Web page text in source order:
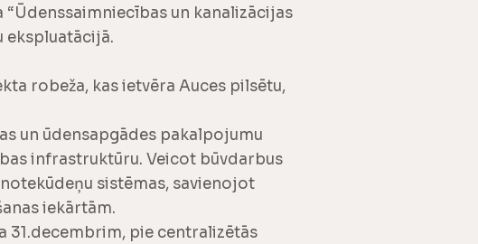
un kanalizācijas
ekspluatācijā.
robeža, kas ietvēra Auces pilsētu,
un ūdensapgādes pakalpojumu
infrastruktūru. Veicot būvdarbus
sistēmas, savienojot
iekārtām.
31.decembrim, pie centralizētās